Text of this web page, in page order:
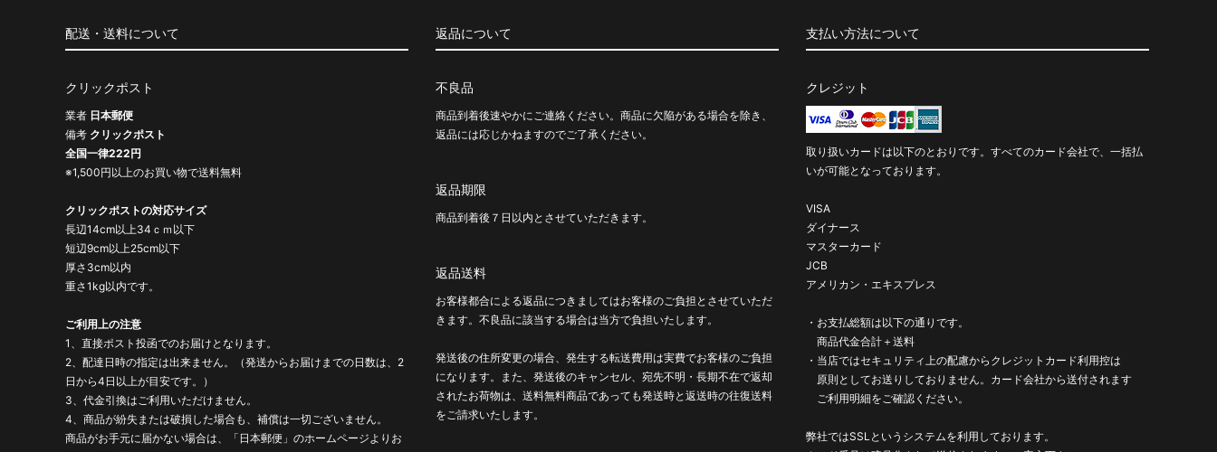
配送・送料について
クリックポスト
業者 日本郵便
備考 クリックポスト
全国一律222円
※1,500円以上のお買い物で送料無料
クリックポストの対応サイズ
長辺14cm以上34ｃｍ以下
短辺9cm以上25cm以下
厚さ3cm以内
重さ1kg以内です。
ご利用上の注意
1、直接ポスト投函でのお届けとなります。
2、配達日時の指定は出来ません。（発送からお届けまでの日数は、2
日から4日以上が目安です。）
3、代金引換はご利用いただけません。
4、商品が紛失または破損した場合も、補償は一切ございません。
商品がお手元に届かない場合は、「日本郵便」のホームページよりお
返品について
不良品
商品到着後速やかにご連絡ください。商品に欠陥がある場合を除き、
返品には応じかねますのでご了承ください。
返品期限
商品到着後７日以内とさせていただきます。
返品送料
お客様都合による返品につきましてはお客様のご負担とさせていただ
きます。不良品に該当する場合は当方で負担いたします。
発送後の住所変更の場合、発生する転送費用は実費でお客様のご負担
になります。また、発送後のキャンセル、宛先不明・長期不在で返却
されたお荷物は、送料無料商品であっても発送時と返送時の往復送料
をご請求いたします。
支払い方法について
クレジット
取り扱いカードは以下のとおりです。すべてのカード会社で、一括払
いが可能となっております。
VISA
ダイナース
マスターカード
JCB
アメリカン・エキスプレス
・お支払総額は以下の通りです。
商品代金合計＋送料
・当店ではセキュリティ上の配慮からクレジットカード利用控は
原則としてお送りしておりません。カード会社から送付されます
ご利用明細をご確認ください。
弊社ではSSLというシステムを利用しております。